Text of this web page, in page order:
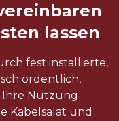
lassen
fest installierte,
ordentlich,
Nutzung
Kabelsalat und